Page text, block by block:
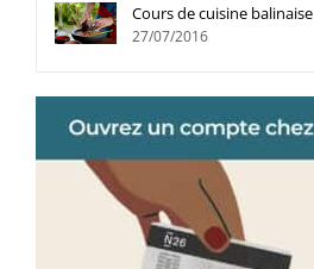
Cours de cuisine balinaise
27/07/2016